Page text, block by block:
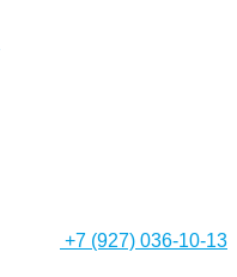
+7 (927) 036-10-13